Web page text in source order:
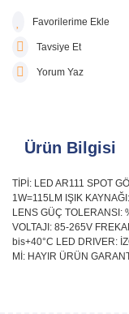
Tavsiye Et
Yorum Yaz
Ürün Bilgisi
TİPİ: LED AR111 SPOT
1W=115LM IŞIK
LENS GÜÇ TOLERANSI:
VOLTAJI: 85-265V
bis+40°C LED DRIVER:
Mİ: HAYIR ÜRÜN